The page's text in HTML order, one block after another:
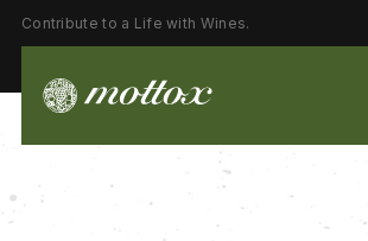
Contribute to a Life with Wines.